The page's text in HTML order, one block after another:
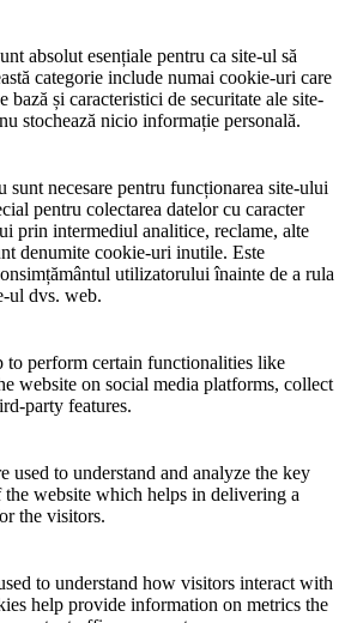
absolut esențiale pentru ca site-ul să
categorie include numai cookie-uri care
bază și caracteristici de securitate ale site-
stochează nicio informație personală.
sunt necesare pentru funcționarea site-ului
pentru colectarea datelor cu caracter
prin intermediul analitice, reclame, alte
denumite cookie-uri inutile. Este
utilizatorului înainte de a rula
ul dvs. web.
to perform certain functionalities like
website on social media platforms, collect
party features.
used to understand and analyze the key
website which helps in delivering a
the visitors.
to understand how visitors interact with
help provide information on metrics the